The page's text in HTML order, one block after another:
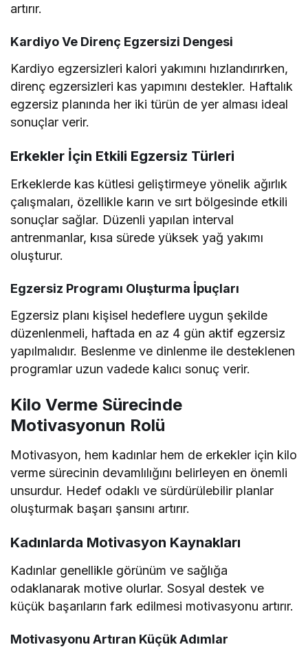
artırır.
Kardiyo Ve Direnç Egzersizi Dengesi
Kardiyo egzersizleri kalori yakımını hızlandırırken,
direnç egzersizleri kas yapımını destekler. Haftalık
egzersiz planında her iki türün de yer alması ideal
sonuçlar verir.
Erkekler İçin Etkili Egzersiz Türleri
Erkeklerde kas kütlesi geliştirmeye yönelik ağırlık
çalışmaları, özellikle karın ve sırt bölgesinde etkili
sonuçlar sağlar. Düzenli yapılan interval
antrenmanlar, kısa sürede yüksek yağ yakımı
oluşturur.
Egzersiz Programı Oluşturma İpuçları
Egzersiz planı kişisel hedeflere uygun şekilde
düzenlenmeli, haftada en az 4 gün aktif egzersiz
yapılmalıdır. Beslenme ve dinlenme ile desteklenen
programlar uzun vadede kalıcı sonuç verir.
Kilo Verme Sürecinde
Motivasyonun Rolü
Motivasyon, hem kadınlar hem de erkekler için kilo
verme sürecinin devamlılığını belirleyen en önemli
unsurdur. Hedef odaklı ve sürdürülebilir planlar
oluşturmak başarı şansını artırır.
Kadınlarda Motivasyon Kaynakları
Kadınlar genellikle görünüm ve sağlığa
odaklanarak motive olurlar. Sosyal destek ve
küçük başarıların fark edilmesi motivasyonu artırır.
Motivasyonu Artıran Küçük Adımlar